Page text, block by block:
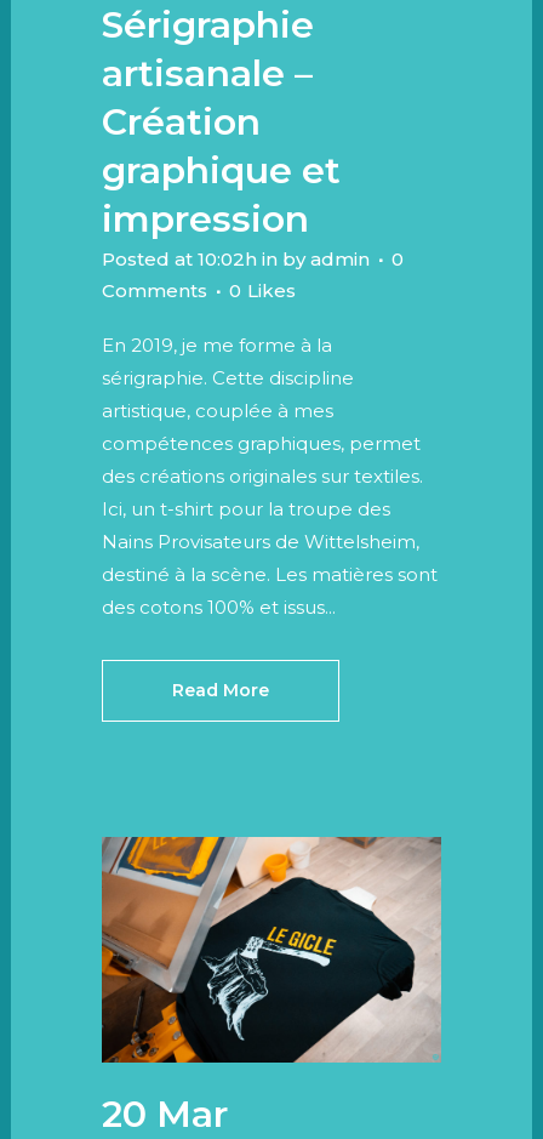
Sérigraphie
artisanale –
Création
graphique et
impression
Posted at 10:02h in byadmin
0
Comments
0 Likes
En 2019, je me forme à la
sérigraphie. Cette discipline
artistique, couplée à mes
compétences graphiques, permet
des créations originales sur textiles.
Ici, un t-shirt pour la troupe des
Nains Provisateurs de Wittelsheim,
destiné à la scène. Les matières sont
des cotons 100% et issus...
Read More
20 Mar